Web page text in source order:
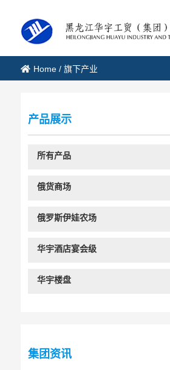
Home/ 旗下产业
产品展示
所有产品
俄货商场
俄罗斯伊娃农场
华宇酒店宴会级
华宇楼盘
集团资讯